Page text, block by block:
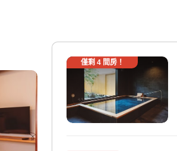
僅剩 4間房！